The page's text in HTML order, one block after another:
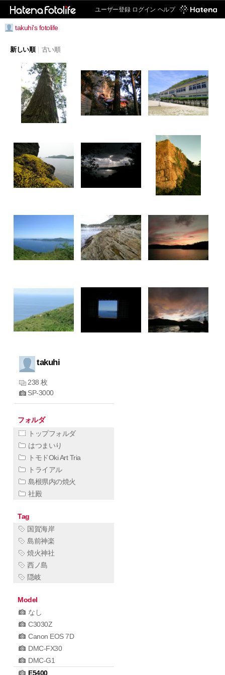
ユーザー登録 ログイン ヘルプ
takuhi's fotolife
新しい順 古い順
takuhi
238 枚
SP-3000
フォルダ
トップフォルダ
はつまいり
トモドOki Art Tria
トライアル
島根県内の焼火
社殿
Tag
国賀海岸
島前神楽
焼火神社
西ノ島
隠岐
Model
なし
C3030Z
Canon EOS 7D
DMC-FX30
DMC-G1
E5400